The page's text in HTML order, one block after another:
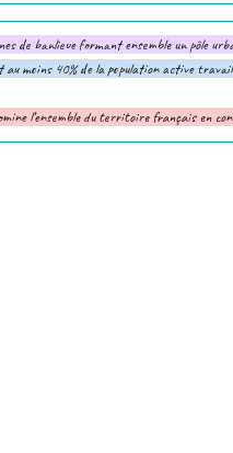
de banlieue formant ensemble un pôle
moins 40% de la population active
l’ensemble du territoire français en